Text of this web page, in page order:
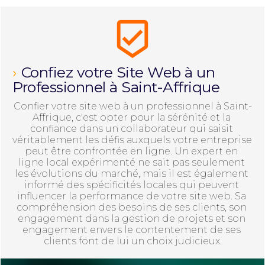
beenhere
Confiez votre Site Web à un
Professionnel à Saint-Affrique​
Confier votre site web à un professionnel à Saint-
Affrique, c'est opter pour la sérénité et la
confiance dans un collaborateur qui saisit
véritablement les défis auxquels votre entreprise
peut être confrontée en ligne. Un expert en
ligne local expérimenté ne sait pas seulement
les évolutions du marché, mais il est également
informé des spécificités locales qui peuvent
influencer la performance de votre site web. Sa
compréhension des besoins de ses clients, son
engagement dans la gestion de projets et son
engagement envers le contentement de ses
clients font de lui un choix judicieux.